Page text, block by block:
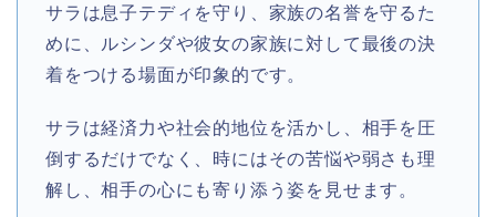
サラは息子テディを守り、家族の名誉を守るた
めに、ルシンダや彼女の家族に対して最後の決
着をつける場面が印象的です。
サラは経済力や社会的地位を活かし、相手を圧
倒するだけでなく、時にはその苦悩や弱さも理
解し、相手の心にも寄り添う姿を見せます。